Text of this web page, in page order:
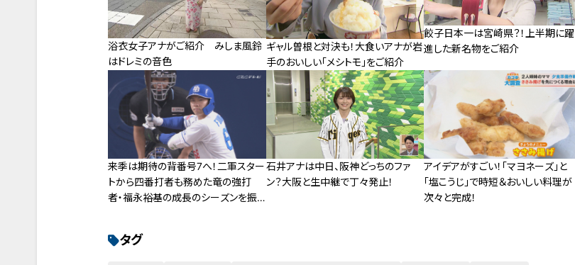
浴衣女子アナがご紹介 みしま風鈴
はドレミの音色
ギャル曽根と対決も！大食いアナが岩
手のおいしい「メシトモ」をご紹介
餃子日本一は宮崎県？！上半期に躍
進した新名物をご紹介
来季は期待の背番号7へ！二軍スター
トから四番打者も務めた竜の強打
者・福永裕基の成長のシーズンを振り
石井アナは中日、阪神どっちのファ
ン？大阪と生中継で丁々発止！
アイデアがすごい！「マヨネーズ」と
「塩こうじ」で時短＆おいしい料理が
次々と完成！
タグ